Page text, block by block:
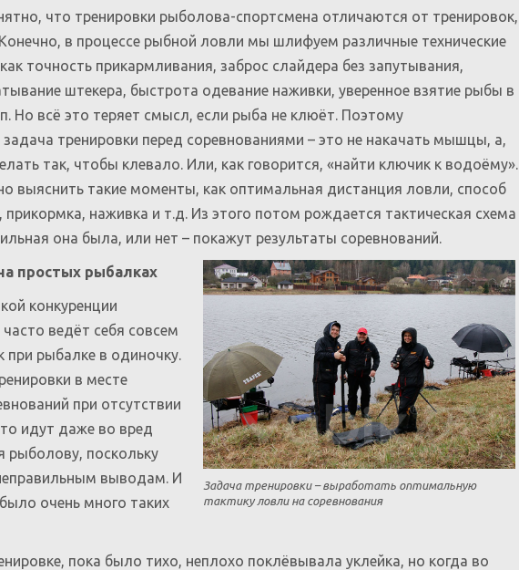
что тренировки рыболова-спортсмена отличаются от тренировок,
в процессе рыбной ловли мы шлифуем различные технические
точность прикармливания, заброс слайдера без запутывания,
штекера, быстрота одевание наживки, уверенное взятие рыбы в
Но всё это теряет смысл, если рыба не клюёт. Поэтому
тренировки перед соревнованиями – это не накачать мышцы, а,
так, чтобы клевало. Или, как говорится, «найти ключик к водоёму».
выяснить такие моменты, как оптимальная дистанция ловли, способ
прикормка, наживка и т.д. Из этого потом рождается тактическая схема
она была, или нет – покажут результаты соревнований.
Задача тренировки – выработать оптимальную
тактику ловли на соревнования
простых рыбалках
конкуренции
ведёт себя совсем
при рыбалке в одиночку.
в месте
при отсутствии
идут даже во вред
рыболову, поскольку
выводам. И
очень много таких
пока было тихо, неплохо поклёвывала уклейка, но когда во